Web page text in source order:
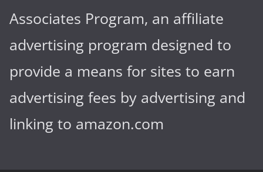
Associates Program, an affiliate
advertising program designed to
provide a means for sites to earn
advertising fees by advertising and
linking to amazon.com